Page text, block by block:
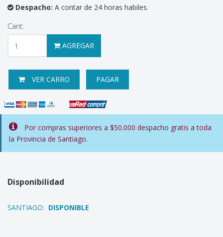
Despacho: A contar de 24 horas habiles.
Cant:
AGREGAR
VER CARRO PAGAR
Por compras superiores a $50.000 despacho gratis a toda
la Provincia de Santiago.
Disponibilidad
SANTIAGO: DISPONIBLE